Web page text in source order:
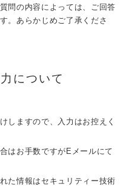
問の内容によっては、ご回答
。あらかじめご了承くださ
について
しますので、入力はお控えく
はお手数ですがEメールにて
た情報はセキュリティー技術